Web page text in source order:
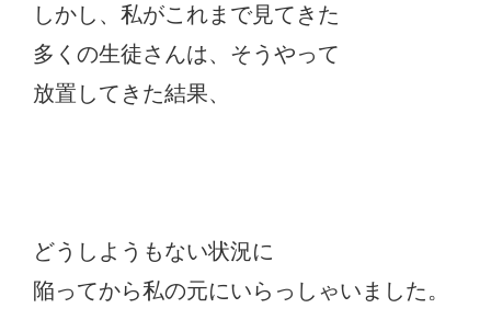
しかし、私がこれまで見てきた
多くの生徒さんは、そうやって
放置してきた結果、
どうしようもない状況に
陥ってから私の元にいらっしゃいました。